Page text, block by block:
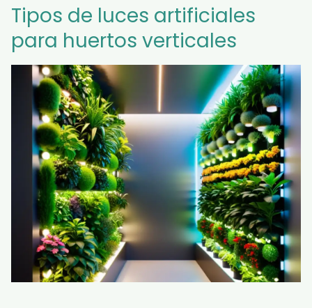
Tipos de luces artificiales
para huertos verticales